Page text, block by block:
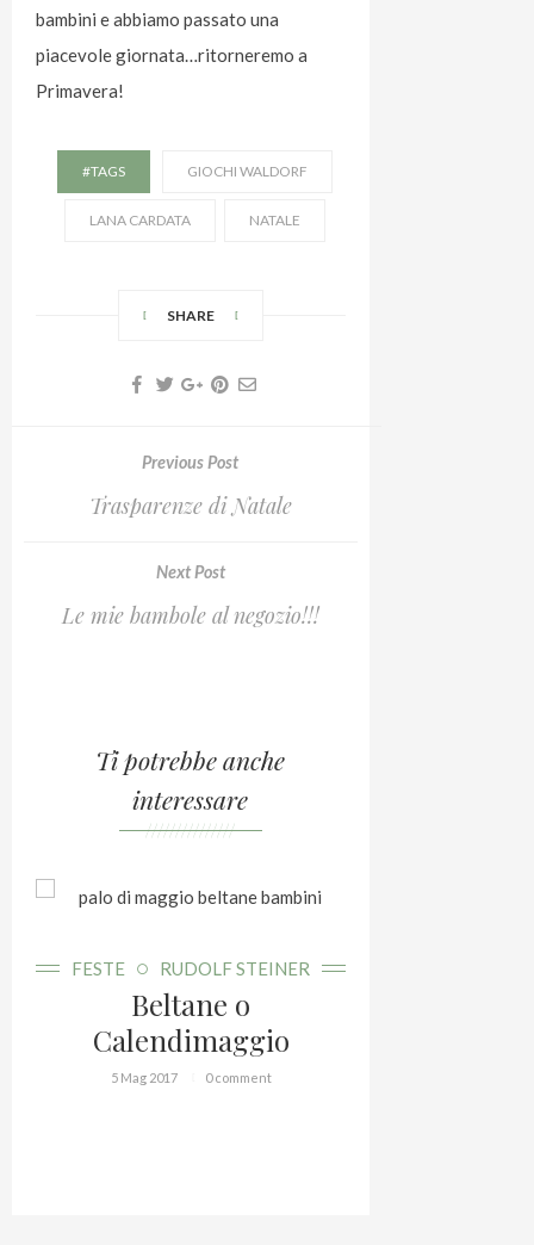
bambini e abbiamo passato una
piacevole giornata…ritorneremo a
Primavera!
#TAGS GIOCHI WALDORF
LANA CARDATA NATALE
SHARE
Previous Post
Trasparenze di Natale
Next Post
Le mie bambole al negozio!!!
Ti potrebbe anche
interessare
///////////////
FESTE RUDOLF STEINER
Beltane o
Calendimaggio
5 Mag 2017 0 comment